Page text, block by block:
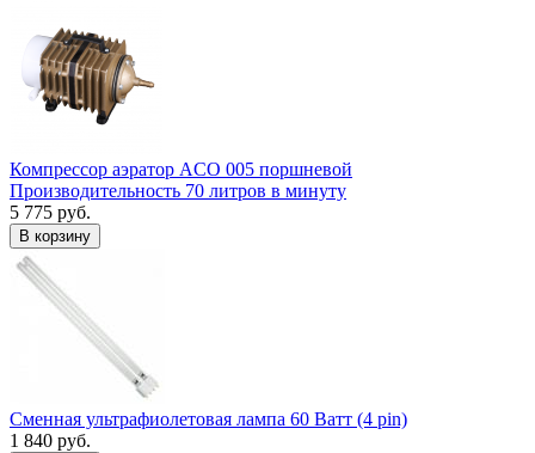
Компрессор аэратор ACO 005 поршневой
Производительность 70 литров в минуту
5 775 руб.
В корзину
Сменная ультрафиолетовая лампа 60 Ватт (4 pin)
1 840 руб.